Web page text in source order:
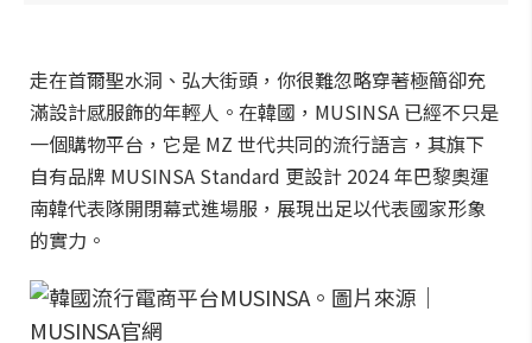
走在首爾聖水洞、弘大街頭，你很難忽略穿著極簡卻充
滿設計感服飾的年輕人。在韓國，MUSINSA 已經不只是
一個購物平台，它是 MZ 世代共同的流行語言，其旗下
自有品牌 MUSINSA Standard 更設計 2024 年巴黎奧運
南韓代表隊開閉幕式進場服，展現出足以代表國家形象
的實力。